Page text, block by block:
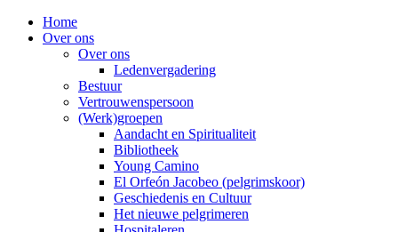
Home
Over ons
Over ons
Ledenvergadering
Bestuur
Vertrouwenspersoon
(Werk)groepen
Aandacht en Spiritualiteit
Bibliotheek
Young Camino
El Orfeón Jacobeo (pelgrimskoor)
Geschiedenis en Cultuur
Het nieuwe pelgrimeren